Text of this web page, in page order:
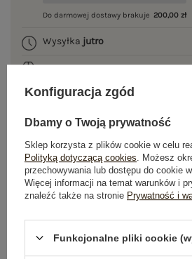
Do darmowej dostawy brakuje 200,00 zł
Wysyłka jutro
GŁÓWNE PARAMETRY
OPINIE O PRODUKCIE (0)
Konfiguracja zgód
Dbamy o Twoją prywatność
Sklep korzysta z plików cookie w celu
Polityką dotyczącą cookies . Możesz
przechowywania lub dostępu do cookie
Więcej informacji na temat warunków i
znaleźć także na stronie Prywatność i
Funkcjonalne pliki cookie